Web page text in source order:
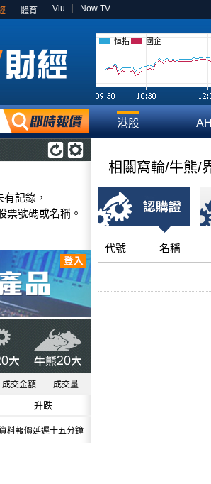
體育 Viu Now TV
恒指 國企
港股
記錄，
票號碼或名稱。
成交金額 成交量
升跌
料報價延遲十五分鐘
相關窩輪/牛熊/
代號 名稱